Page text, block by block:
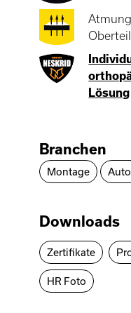
Oberteil
Lösung
Branchen
Montage
Downloads
Zertifikate
HR Foto